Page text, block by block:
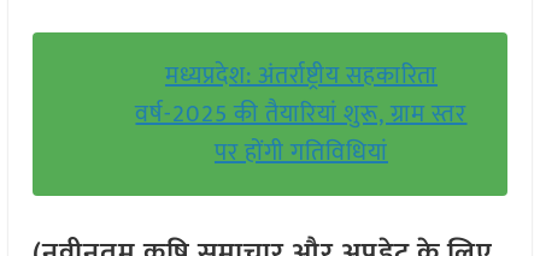
मध्यप्रदेश: अंतर्राष्ट्रीय सहकारिता
वर्ष-2025 की तैयारियां शुरू, ग्राम स्तर
पर होंगी गतिविधियां